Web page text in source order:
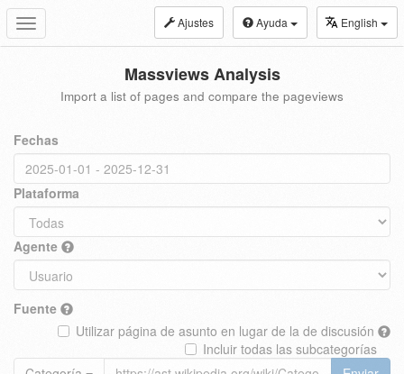
Toggle
navigation
Ajustes Ayuda English
Massviews Analysis
Import a list of pages and compare the pageviews
Fechas
Plataforma
Agente
Fuente
Utilizar página de asunto en lugar de la de discusión
Incluir todas las subcategorías